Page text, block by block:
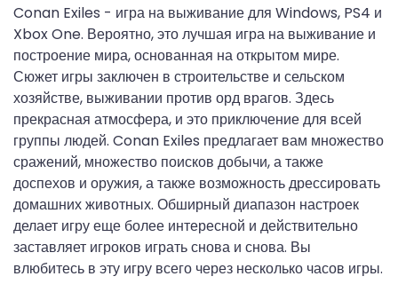
Conan Exiles - игра на выживание для Windows, PS4 и
Xbox One. Вероятно, это лучшая игра на выживание и
построение мира, основанная на открытом мире.
Сюжет игры заключен в строительстве и сельском
хозяйстве, выживании против орд врагов. Здесь
прекрасная атмосфера, и это приключение для всей
группы людей. Conan Exiles предлагает вам множество
сражений, множество поисков добычи, а также
доспехов и оружия, а также возможность дрессировать
домашних животных. Обширный диапазон настроек
делает игру еще более интересной и действительно
заставляет игроков играть снова и снова. Вы
влюбитесь в эту игру всего через несколько часов игры.